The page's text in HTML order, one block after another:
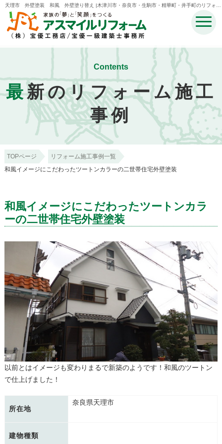
天理市 外壁塗装 和風 外壁塗り替え |木津川市・奈良市・生駒市・精華町・井手町のリフォー
ムのことなら宝優工務店アスマイルリフォーム
Contents
最新のリフォーム施工
事例
TOPページ
リフォーム施工事例一覧
和風イメージにこだわったツートンカラーの二世帯住宅外壁塗装
和風イメージにこだわったツートンカラ
ーの二世帯住宅外壁塗装
以前とはイメージも変わりまるで新築のようです！和風のツートン
で仕上げました！
所在地
奈良県天理市
建物種類